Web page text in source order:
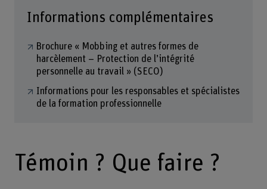
Informations complémentaires
Brochure « Mobbing et autres formes de
harcèlement – Protection de l’intégrité
personnelle au travail » (SECO)
Informations pour les responsables et spécialistes
de la formation professionnelle
Témoin ? Que faire ?